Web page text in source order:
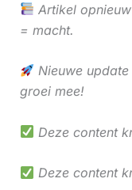
Artikel
= macht.
Nieuwe
groei mee!
Deze content
Deze content